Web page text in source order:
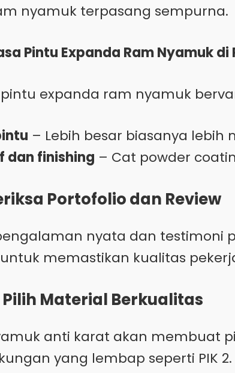
nyamuk terpasang sempurna.
Pintu Expanda Ram Nyamuk di
expanda ram nyamuk
– Lebih besar biasanya lebih
dan finishing – Cat powder
Portofolio dan Review
nyata dan testimoni
memastikan kualitas
Pilih Material Berkualitas
anti karat akan membuat
yang lembap seperti PIK 2.